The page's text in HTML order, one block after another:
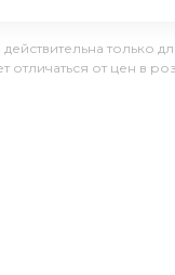
только
отличаться от цен в